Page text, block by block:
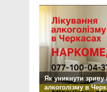
Як уникнути зриву
алкоголізму в